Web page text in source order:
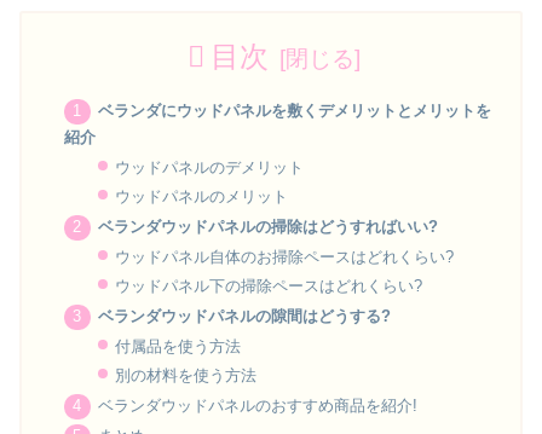
目次
ベランダにウッドパネルを敷くデメリットとメリットを
紹介
ウッドパネルのデメリット
ウッドパネルのメリット
ベランダウッドパネルの掃除はどうすればいい?
ウッドパネル自体のお掃除ペースはどれくらい?
ウッドパネル下の掃除ペースはどれくらい?
ベランダウッドパネルの隙間はどうする?
付属品を使う方法
別の材料を使う方法
ベランダウッドパネルのおすすめ商品を紹介!